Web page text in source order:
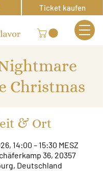
Ticket kaufen
Christmas
& Ort
14:00 – 15:30 MESZ
36, 20357
Deutschland